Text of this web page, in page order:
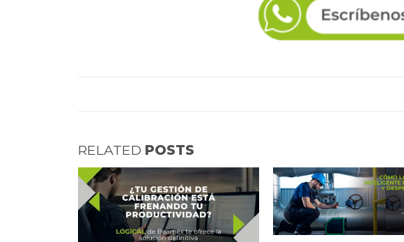
RELATED POSTS